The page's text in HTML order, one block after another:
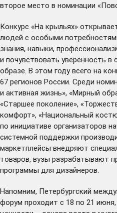
второе место в номинации
Конкурс «На крыльях»
людей с особыми
знания, навыки,
и почувствовать уверенность в
образе. В этом году всего на
67 регионов России. Среди
и активная жизнь», «Мирный
«Старшее поколение»,
комфорт», «Национальный
по инициативе организаторов
системной поддержки
маркетплейсы внедряют
товаров, вузы разрабатывают
программы для дизайнеров.
Напомним, Петербургский
форум проходит с 18 по 21